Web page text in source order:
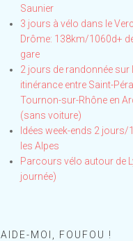
Saunier
3 jours à vélo dans le
Drôme: 138km/1060d+
gare
2 jours de randonnée sur
itinérance entre Saint-
Tournon-sur-Rhône en
(sans voiture)
Idées week-ends 2 jours/
les Alpes
Parcours vélo autour de
journée)
AIDE-MOI, FOUFOU !